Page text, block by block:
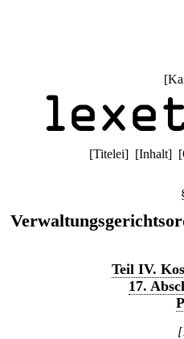
[
[Titelei] [Inhalt] [
Teil IV.
17.